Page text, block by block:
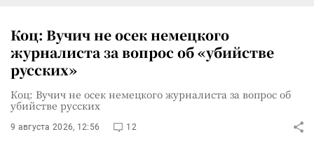
Коц: Вучич не осек немецкого
журналиста за вопрос об «убийстве
русских»
Коц: Вучич не осек немецкого журналиста за вопрос об
убийстве русских
9 августа 2026, 12:56 12